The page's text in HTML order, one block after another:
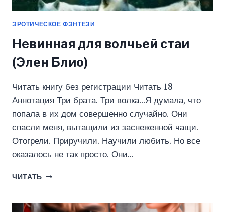
ЭРОТИЧЕСКОЕ ФЭНТЕЗИ
Невинная для волчьей стаи
(Элен Блио)
Читать книгу без регистрации Читать 18+
Аннотация Три брата. Три волка…Я думала, что
попала в их дом совершенно случайно. Они
спасли меня, вытащили из заснеженной чащи.
Отогрели. Приручили. Научили любить. Но все
оказалось не так просто. Они…
ЧИТАТЬ НЕВИННАЯ
СТАИ